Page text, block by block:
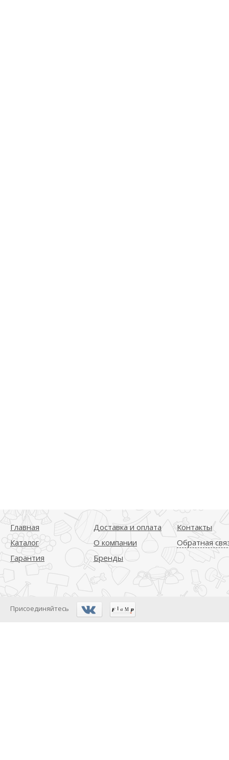
Главная
Каталог
Гарантия
Доставка и оплата
О компании
Бренды
Контакты
Обратная
Присоединяйтесь